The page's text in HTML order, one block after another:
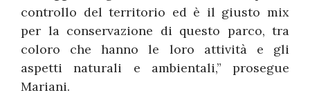
controllo del territorio ed è il giusto mix
per la conservazione di questo parco, tra
coloro che hanno le loro attività e gli
aspetti naturali e ambientali,” prosegue
Mariani.